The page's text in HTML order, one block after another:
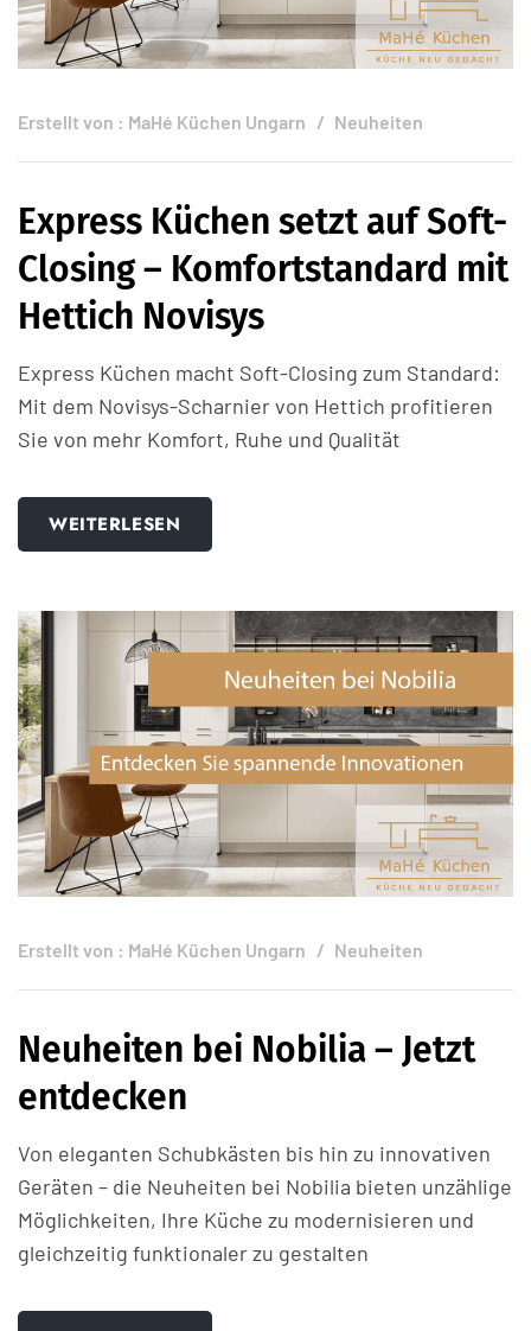
Erstellt von : MaHé Küchen Ungarn Neuheiten
Express Küchen setzt auf Soft-
Closing – Komfortstandard mit
Hettich Novisys
Express Küchen macht Soft-Closing zum Standard:
Mit dem Novisys-Scharnier von Hettich profitieren
Sie von mehr Komfort, Ruhe und Qualität
WEITERLESEN
Erstellt von : MaHé Küchen Ungarn Neuheiten
Neuheiten bei Nobilia – Jetzt
entdecken
Von eleganten Schubkästen bis hin zu innovativen
Geräten – die Neuheiten bei Nobilia bieten unzählige
Möglichkeiten, Ihre Küche zu modernisieren und
gleichzeitig funktionaler zu gestalten